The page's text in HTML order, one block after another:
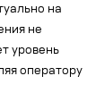
на
не
уровень
оператору